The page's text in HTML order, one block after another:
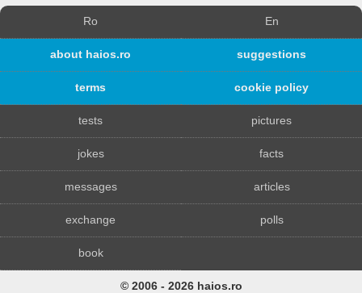
Ro En
about haios.ro suggestions
terms cookie policy
tests pictures
jokes facts
messages articles
exchange polls
book
© 2006 - 2026 haios.ro